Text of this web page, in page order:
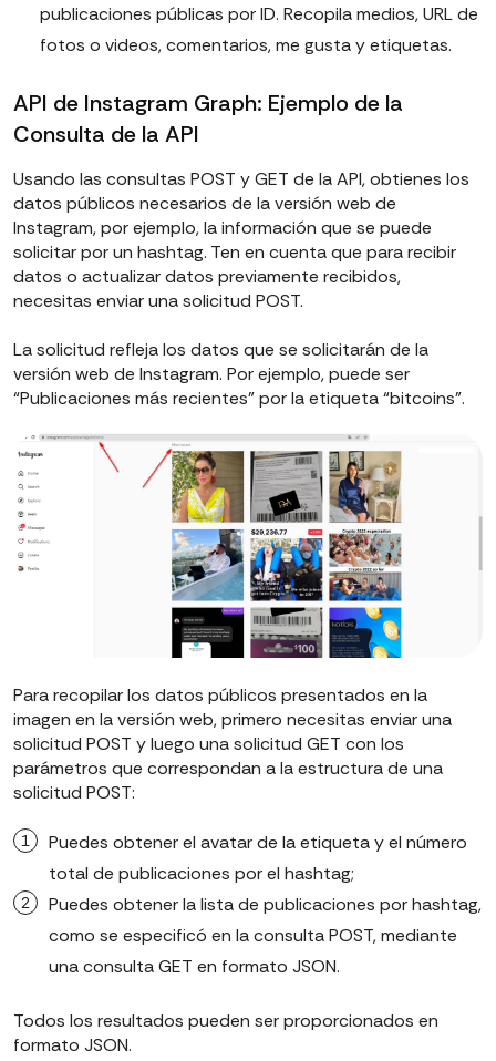
publicaciones públicas por ID. Recopila medios, URL de
fotos o videos, comentarios, me gusta y etiquetas.
API de Instagram Graph: Ejemplo de la
Consulta de la API
Usando las consultas POST y GET de la API, obtienes los
datos públicos necesarios de la versión web de
Instagram, por ejemplo, la información que se puede
solicitar por un hashtag. Ten en cuenta que para recibir
datos o actualizar datos previamente recibidos,
necesitas enviar una solicitud POST.
La solicitud refleja los datos que se solicitarán de la
versión web de Instagram. Por ejemplo, puede ser
“Publicaciones más recientes” por la etiqueta “bitcoins”.
Para recopilar los datos públicos presentados en la
imagen en la versión web, primero necesitas enviar una
solicitud POST y luego una solicitud GET con los
parámetros que correspondan a la estructura de una
solicitud POST:
Puedes obtener el avatar de la etiqueta y el número
total de publicaciones por el hashtag;
Puedes obtener la lista de publicaciones por hashtag,
como se especificó en la consulta POST, mediante
una consulta GET en formato JSON.
Todos los resultados pueden ser proporcionados en
formato JSON.